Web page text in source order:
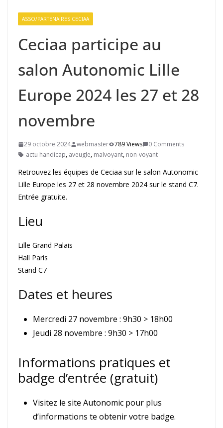
ASSO/PARTENAIRES CECIAA
Ceciaa participe au
salon Autonomic Lille
Europe 2024 les 27 et 28
novembre
29 octobre 2024 webmaster 789 Views
0 Comments
actu handicap, aveugle, malvoyant, non-voyant
Retrouvez les équipes de Ceciaa sur le salon Autonomic
Lille Europe les 27 et 28 novembre 2024 sur le stand C7.
Entrée gratuite.
Lieu
Lille Grand Palais
Hall Paris
Stand C7
Dates et heures
Mercredi 27 novembre : 9h30 > 18h00
Jeudi 28 novembre : 9h30 > 17h00
Informations pratiques et
badge d’entrée (gratuit)
Visitez le site Autonomic pour plus
d’informations te obtenir votre badge.